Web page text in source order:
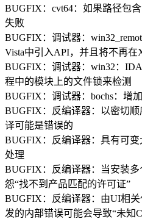
BUGFIX：cvt64：如果路径包
失败
BUGFIX：调试器：
Vista中引入API，并且将不再在
BUGFIX：调试器：win32：
程中的模块上的文件锁来检测
BUGFIX：调试器：bochs：增
BUGFIX：反编译器：以密切
译可能是错误的
BUGFIX：反编译器：具有可
处理
BUGFIX：反编译器：当安装
怨“找不到产品匹配的许可证”
BUGFIX：反编译器：由UI相
发的内部错误可能会导致“未知